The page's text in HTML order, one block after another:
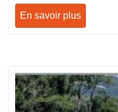
En savoir plus